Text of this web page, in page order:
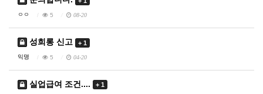
ㅇㅇ 5 08-20
성희롱 신고 + 1
익명 5 04-20
실업급여 조건.... + 1